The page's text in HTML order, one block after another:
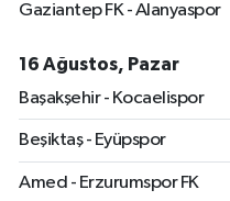
Gaziantep FK - Alanyaspor
16 Ağustos, Pazar
Başakşehir - Kocaelispor
Beşiktaş - Eyüpspor
Amed - Erzurumspor FK